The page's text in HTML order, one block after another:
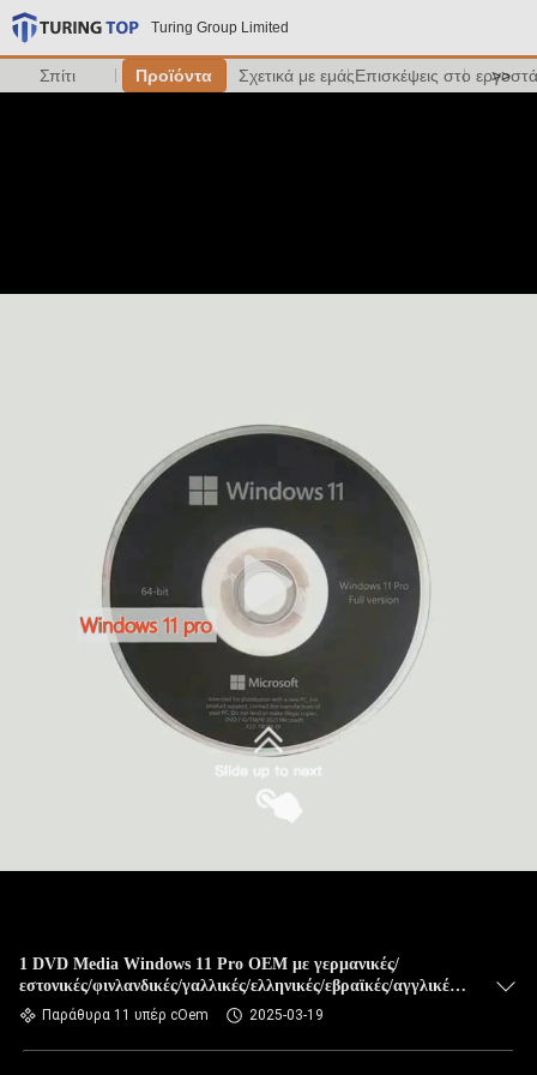
Turing Group Limited
Σπίτι Προϊόντα Σχετικά με εμάςΕπισκέψεις στο >>
1 DVD Media Windows 11 Pro OEM με γερμανικές/
εστονικές/φινλανδικές/γαλλικές/ελληνικές/εβραϊκές/αγγλικές
εκδόσεις
Παράθυρα 11 υπέρ cOem 2025-03-19